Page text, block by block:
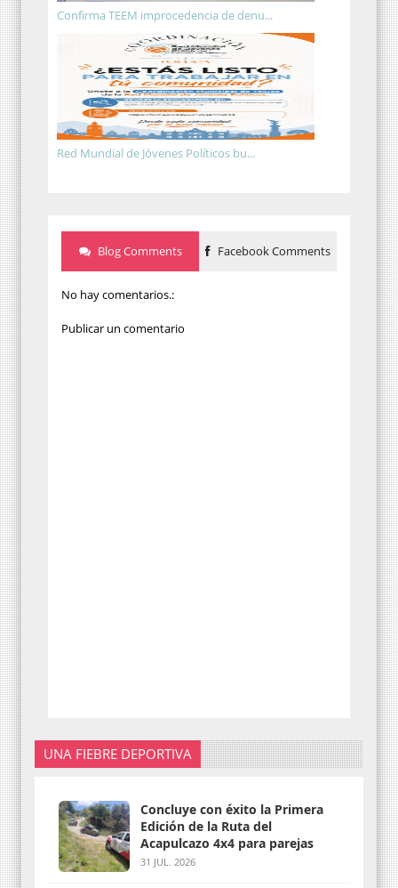
Confirma TEEM improcedencia de denu...
Red Mundial de Jóvenes Políticos bu...
Blog Comments Facebook Comments
No hay comentarios.:
Publicar un comentario
UNA FIEBRE DEPORTIVA
Concluye con éxito la Primera
Edición de la Ruta del
Acapulcazo 4x4 para parejas
31 JUL. 2026